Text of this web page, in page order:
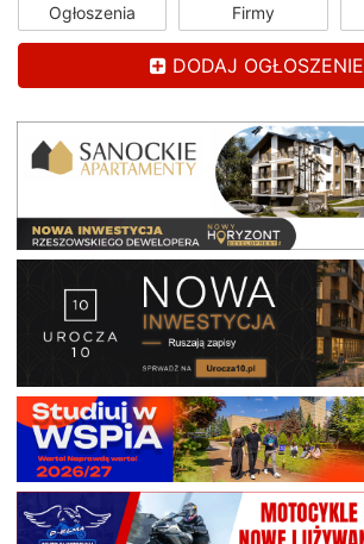
Ogłoszenia Firmy
DODAJ OGŁOSZENIE